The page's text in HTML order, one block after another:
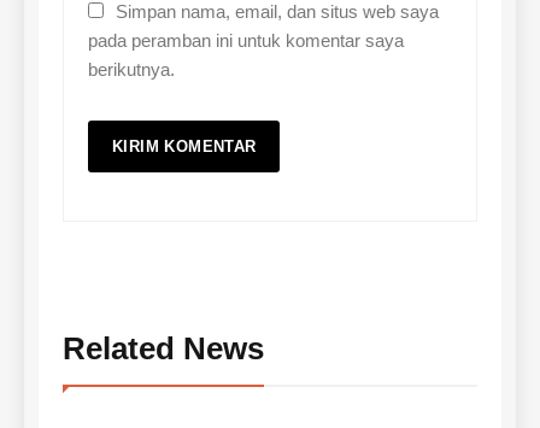
Simpan nama, email, dan situs web saya
pada peramban ini untuk komentar saya
berikutnya.
Related News